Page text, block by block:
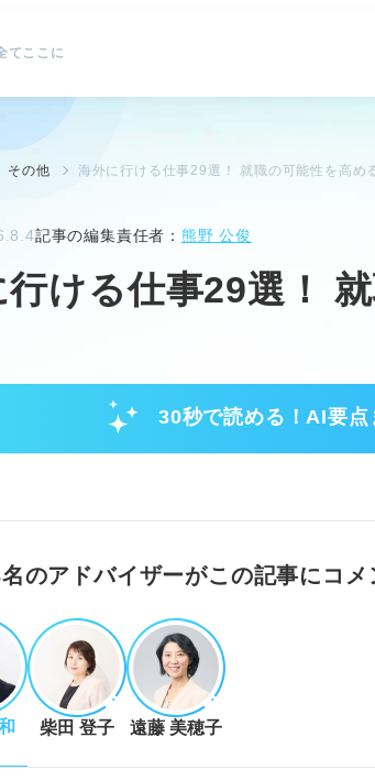
てここに
その他 海外に行ける仕事29選！ 就職の可能性を高め
記事の編集責任者：熊野 公俊
ける仕事29選！
30秒で読める！AI要点
ける仕事の種類と働き方
合う働き方を見つけることが重要
：企業就職以外に国際機関やワーホリ、ノ
くことの実態と得られるメリット
が大きく専門スキルが求められる
違いによるストレスや給与面のリスクがあ
のアドバイザーがこの記事にコメ
柴田 登子 遠藤 美穂子